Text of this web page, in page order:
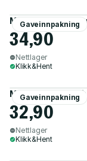
Gaveinnpakning
Merkelapper
34,90
Nettlager
Klikk&Hent
Gaveinnpakning
Merkelapper god
32,90
Nettlager
Klikk&Hent